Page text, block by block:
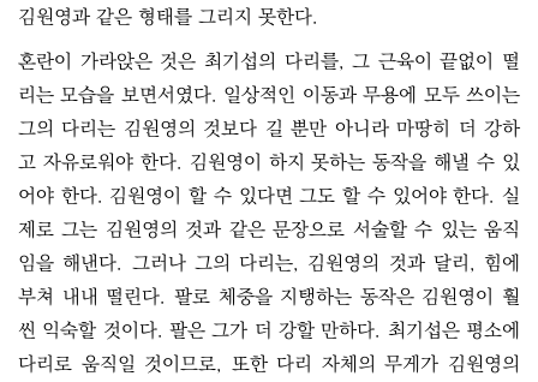
김원영과 같은 형태를 그리지 못한다.
혼란이 가라앉은 것은 최기섭의 다리를, 그 근육이 끝없이 떨
리는 모습을 보면서였다. 일상적인 이동과 무용에 모두 쓰이는
그의 다리는 김원영의 것보다 길 뿐만 아니라 마땅히 더 강하
고 자유로워야 한다. 김원영이 하지 못하는 동작을 해낼 수 있
어야 한다. 김원영이 할 수 있다면 그도 할 수 있어야 한다. 실
제로 그는 김원영의 것과 같은 문장으로 서술할 수 있는 움직
임을 해낸다. 그러나 그의 다리는, 김원영의 것과 달리, 힘에
부쳐 내내 떨린다. 팔로 체중을 지탱하는 동작은 김원영이 훨
씬 익숙할 것이다. 팔은 그가 더 강할 만하다. 최기섭은 평소에
다리로 움직일 것이므로, 또한 다리 자체의 무게가 김원영의